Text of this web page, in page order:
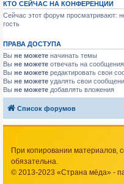
КТО СЕЙЧАС НА КОНФЕРЕНЦИИ
Сейчас этот форум просматривают:
гость
ПРАВА ДОСТУПА
Вы не можете начинать темы
Вы не можете отвечать на сообщения
Вы не можете редактировать свои
Вы не можете удалять свои
Вы не можете добавлять вложения
Список форумов
При копировании материалов,
обязательна.
© 2013-2023 «Страна мёда» -